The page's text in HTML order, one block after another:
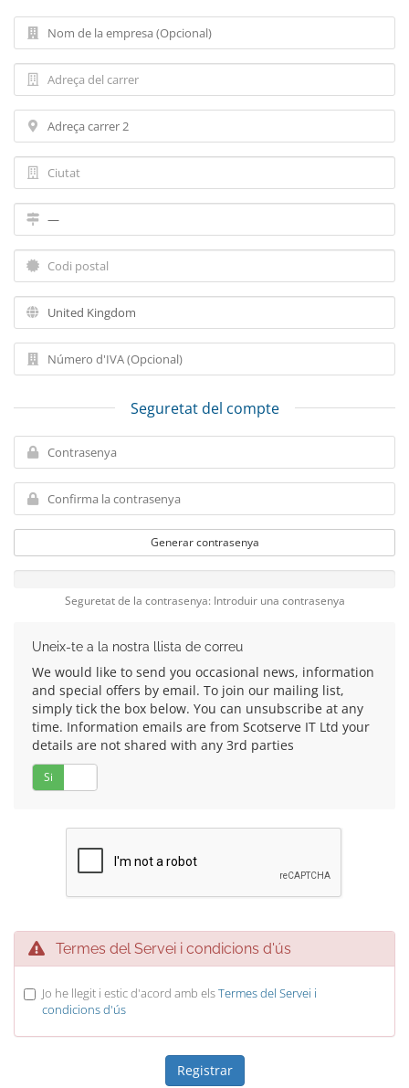
Seguretat del compte
Generar contrasenya
Seguretat de la contrasenya: Introduir una contrasenya
Uneix-te a la nostra llista de correu
We would like to send you occasional news, information
and special offers by email. To join our mailing list,
simply tick the box below. You can unsubscribe at any
time. Information emails are from Scotserve IT Ltd your
details are not shared with any 3rd parties
Si
Termes del Servei i condicions d'ús
Jo he llegit i estic d'acord amb elsTermes del Servei i
condicions d'ús